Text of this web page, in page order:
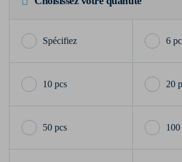
6
10 pcs 20
50 pcs 100